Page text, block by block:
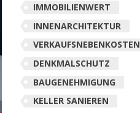
IMMOBILIENWERT
INNENARCHITEKTUR
VERKAUFSNEBENKOSTEN
DENKMALSCHUTZ
BAUGENEHMIGUNG
KELLER SANIEREN